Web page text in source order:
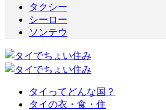
タクシー
シーロー
ソンテウ
タイってどんな国？
タイの衣・食・住